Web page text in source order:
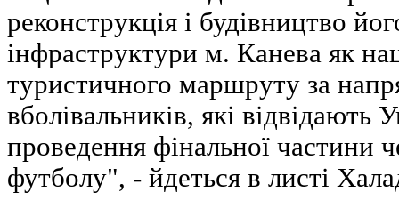
реконструкція і будівництво
інфраструктури м. Канева як
туристичного маршруту за
вболівальників, які відвідають
проведення фінальної частини
футболу", - йдеться в листі